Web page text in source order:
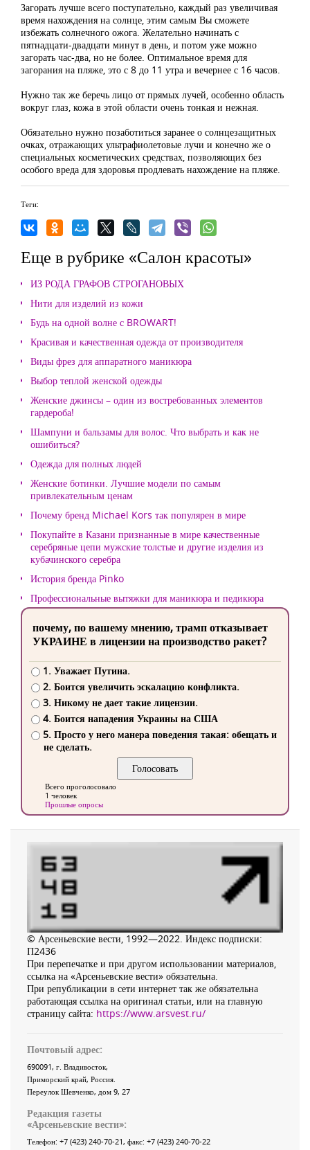
Загорать лучше всего поступательно, каждый раз увеличивая
время нахождения на солнце, этим самым Вы сможете
избежать солнечного ожога. Желательно начинать с
пятнадцати-двадцати минут в день, и потом уже можно
загорать час-два, но не более. Оптимальное время для
загорания на пляже, это с 8 до 11 утра и вечернее с 16 часов.
Нужно так же беречь лицо от прямых лучей, особенно область
вокруг глаз, кожа в этой области очень тонкая и нежная.
Обязательно нужно позаботиться заранее о солнцезащитных
очках, отражающих ультрафиолетовые лучи и конечно же о
специальных косметических средствах, позволяющих без
особого вреда для здоровья продлевать нахождение на пляже.
Теги:
Еще в рубрике «Салон красоты»
ИЗ РОДА ГРАФОВ СТРОГАНОВЫХ
Нити для изделий из кожи
Будь на одной волне с BROWART!
Красивая и качественная одежда от производителя
Виды фрез для аппаратного маникюра
Выбор теплой женской одежды
Женские джинсы – один из востребованных элементов
гардероба!
Шампуни и бальзамы для волос. Что выбрать и как не
ошибиться?
Одежда для полных людей
Женские ботинки. Лучшие модели по самым
привлекательным ценам
Почему бренд Michael Kors так популярен в мире
Покупайте в Казани признанные в мире качественные
серебряные цепи мужские толстые и другие изделия из
кубачинского серебра
История бренда Pinko
Профессиональные вытяжки для маникюра и педикюра
почему, по вашему мнению, трамп отказывает
УКРАИНЕ в лицензии на производство ракет?
1. Уважает Путина.
2. Боится увеличить эскалацию конфликта.
3. Никому не дает такие лицензии.
4. Боится нападения Украины на США
5. Просто у него манера поведения такая: обещать и
не сделать.
Всего проголосовало
1 человек
Прошлые опросы
© Арсеньевские вести, 1992—2022. Индекс подписки:
П2436
При перепечатке и при другом использовании материалов,
ссылка на «Арсеньевские вести» обязательна.
При републикации в сети интернет так же обязательна
работающая ссылка на оригинал статьи, или на главную
страницу сайта: https://www.arsvest.ru/
Почтовый адрес:
690091, г. Владивосток,
Приморский край, Россия
Переулок Шевченко, дом 9, 27
Редакция газеты
«Арсеньевские вести»:
Телефон: +7 (423) 240-70-21, факс: +7 (423) 240-70-22